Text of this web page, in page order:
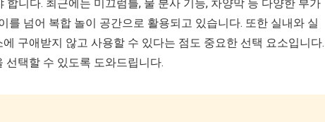
니다. 최근에는 미끄럼틀, 물 분사 기능, 차양막 등 다양한 부가
를 넘어 복합 놀이 공간으로 활용되고 있습니다. 또한 실내와 실
구애받지 않고 사용할 수 있다는 점도 중요한 선택 요소입니다.
선택할 수 있도록 도와드립니다.